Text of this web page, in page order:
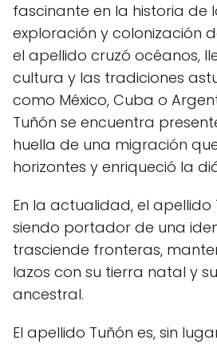
fascinante en la historia de
exploración y colonización
el apellido cruzó océanos,
cultura y las tradiciones
como México, Cuba o
Tuñón se encuentra
huella de una migración
horizontes y enriqueció la
En la actualidad, el apellido
siendo portador de una
trasciende fronteras,
lazos con su tierra natal y
ancestral.
El apellido Tuñón es, sin